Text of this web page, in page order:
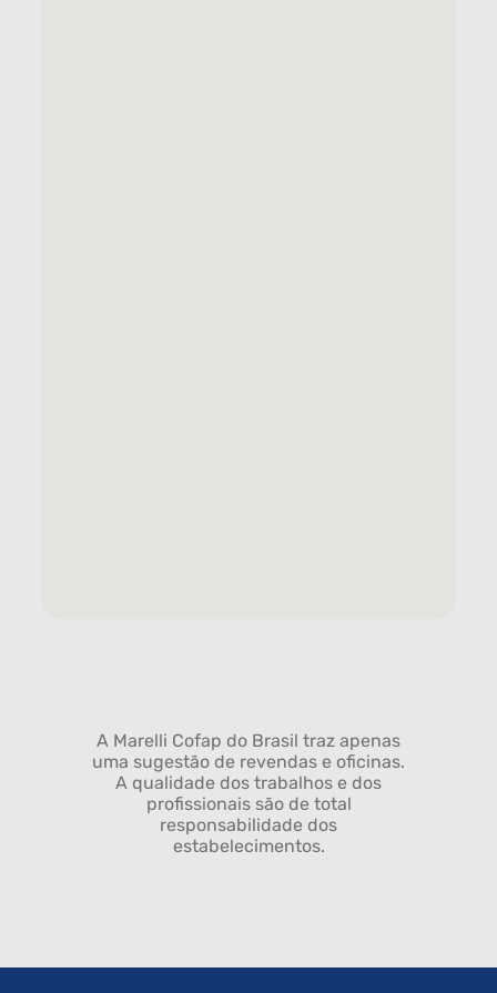
A Marelli Cofap do Brasil traz apenas
uma sugestão de revendas e oficinas.
A qualidade dos trabalhos e dos
profissionais são de total
responsabilidade dos
estabelecimentos.